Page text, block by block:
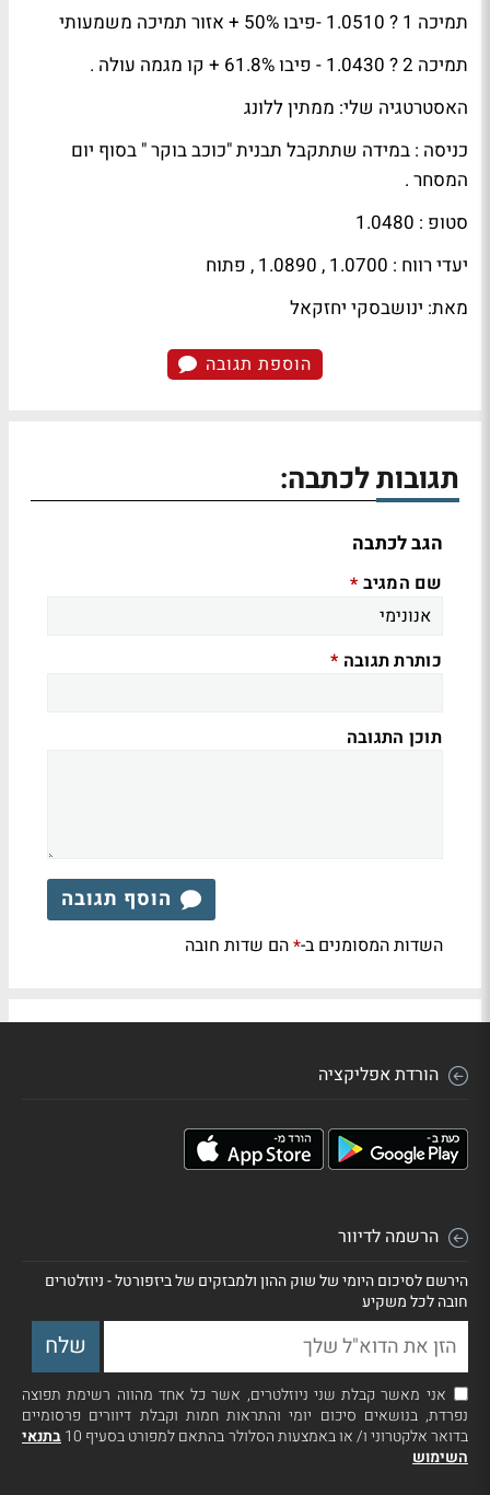
תמיכה 1 ? 1.0510 -פיבו 50% + אזור תמיכה משמעותי
תמיכה 2 ? 1.0430 - פיבו 61.8% + קו מגמה עולה .
האסטרטגיה שלי: ממתין ללונג
כניסה : במידה שתתקבל תבנית "כוכב בוקר " בסוף יום
המסחר .
סטופ : 1.0480
יעדי רווח : 1.0700 , 1.0890 , פתוח
מאת: ינושבסקי יחזקאל
הוספת תגובה
תגובות לכתבה:
הגב לכתבה
שם המגיב *
כותרת תגובה *
תוכן התגובה
הוסף תגובה
השדות המסומנים ב-*הם שדות חובה
הורדת אפליקציה
הרשמה לדיוור
הירשם לסיכום היומי של שוק ההון ולמבזקים של ביזפורטל - ניוזלטרים
חובה לכל משקיע
אני מאשר קבלת שני ניוזלטרים, אשר כל אחד מהווה רשימת תפוצה
נפרדת, בנושאים סיכום יומי והתראות חמות וקבלת דיוורים פרסומיים
בדואר אלקטרוני ו/ או באמצעות הסלולר בהתאם למפורט בסעיף 10
בתנאי
השימוש